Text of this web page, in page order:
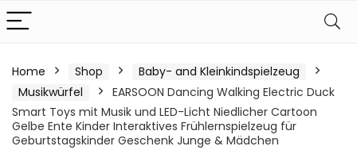
Home Shop
Baby- and Kleinkindspielzeug
Musikwürfel
EARSOON Dancing Walking Electric Duck
Smart Toys mit Musik und LED-Licht Niedlicher Cartoon
Gelbe Ente Kinder Interaktives Frühlernspielzeug für
Geburtstagskinder Geschenk Junge & Mädchen